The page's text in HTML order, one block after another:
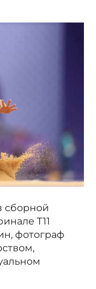
сборной
T11
фотограф